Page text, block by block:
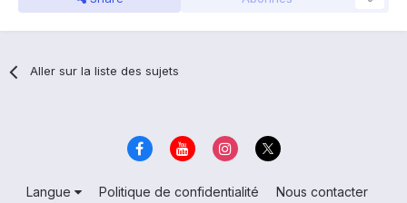
Aller sur la liste des sujets
Langue Politique de confidentialité
Nous contacter